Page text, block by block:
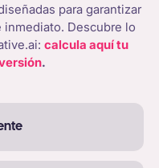
para garantizar
Descubre lo
calcula aquí tu
.